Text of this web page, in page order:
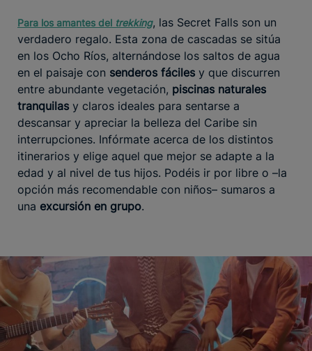
Para los amantes del trekking, las Secret Falls son un
verdadero regalo. Esta zona de cascadas se sitúa
en los Ocho Ríos, alternándose los saltos de agua
en el paisaje con senderos fáciles y que discurren
entre abundante vegetación, piscinas naturales
tranquilas y claros ideales para sentarse a
descansar y apreciar la belleza del Caribe sin
interrupciones. Infórmate acerca de los distintos
itinerarios y elige aquel que mejor se adapte a la
edad y al nivel de tus hijos. Podéis ir por libre o –la
opción más recomendable con niños– sumaros a
una excursión en grupo.